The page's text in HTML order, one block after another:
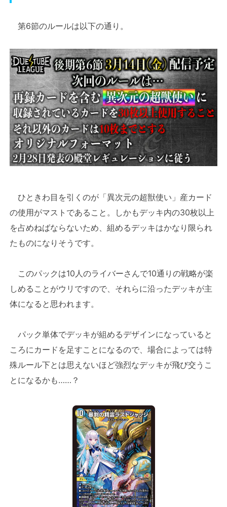
第6節のルールは以下の通り。
ひときわ目を引くのが「異次元の超獣使い」産カード
の使用がマストであること。しかもデッキ内の30枚以上
を占めねばならないため、組めるデッキはかなり限られ
たものになりそうです。
このパックは10人のライバーさんで10通りの戦略が楽
しめることがウリですので、それらに沿ったデッキが主
体になると思われます。
パック単体でデッキが組めるデザインになっていると
ころにカードを足すことになるので、場合によっては特
殊ルール下とは思えないほど強烈なデッキが飛び交うこ
とになるかも……？